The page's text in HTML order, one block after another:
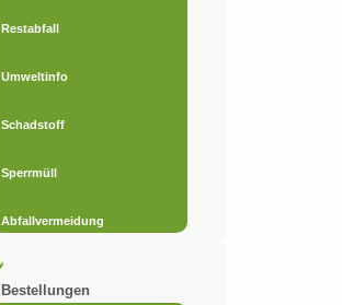
Restabfall
Umweltinfo
Schadstoff
Sperrmüll
Abfallvermeidung
Bestellungen